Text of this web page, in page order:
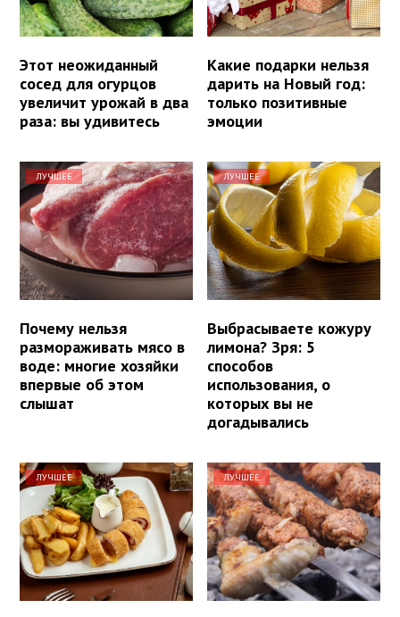
Этот неожиданный
сосед для огурцов
увеличит урожай в два
раза: вы удивитесь
Какие подарки нельзя
дарить на Новый год:
только позитивные
эмоции
ЛУЧШЕЕ
Почему нельзя
размораживать мясо в
воде: многие хозяйки
впервые об этом
слышат
ЛУЧШЕЕ
Выбрасываете кожуру
лимона? Зря: 5
способов
использования, о
которых вы не
догадывались
ЛУЧШЕЕ ЛУЧШЕЕ